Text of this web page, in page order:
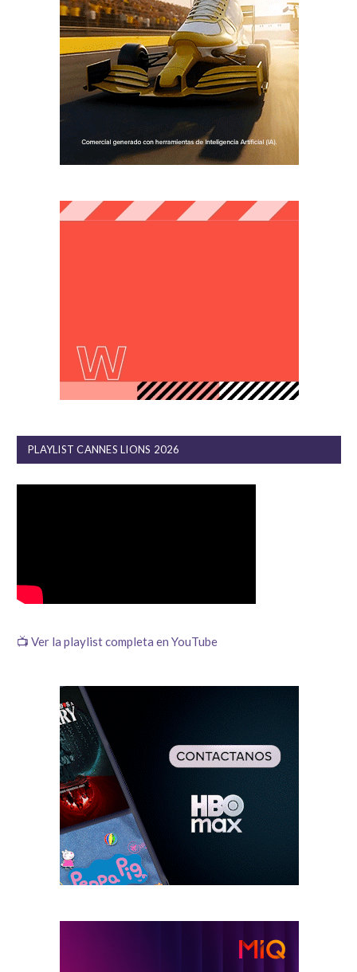
PLAYLIST CANNES LIONS 2026
📺 Ver la playlist completa en YouTube